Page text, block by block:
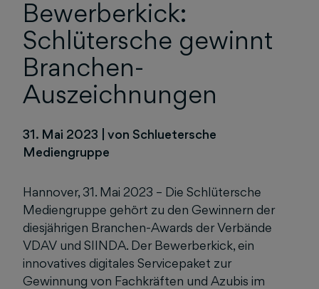
Bewerberkick:
Schlütersche gewinnt
Branchen-
Auszeichnungen
31. Mai 2023
von Schluetersche
Mediengruppe
Hannover, 31. Mai 2023 – Die Schlütersche
Mediengruppe gehört zu den Gewinnern der
diesjährigen Branchen-Awards der Verbände
VDAV und SIINDA. Der Bewerberkick, ein
innovatives digitales Servicepaket zur
Gewinnung von Fachkräften und Azubis im